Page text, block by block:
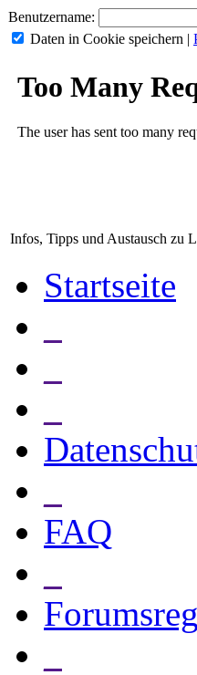
Benutzername:
Daten in Cookie speichern |
Infos, Tipps und Austausch zu
Startseite
FAQ